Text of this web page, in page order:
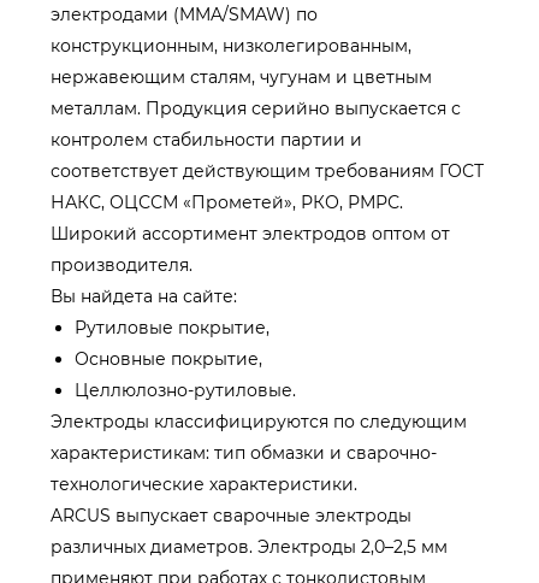
электродами (MMA/SMAW) по
конструкционным, низколегированным,
нержавеющим сталям, чугунам и цветным
металлам. Продукция серийно выпускается с
контролем стабильности партии и
соответствует действующим требованиям ГОСТ
НАКС, ОЦССМ «Прометей», РКО, РМРС.
Широкий ассортимент электродов оптом от
производителя.
Вы найдета на сайте:
Рутиловые покрытие,
Основные покрытие,
Целлюлозно-рутиловые.
Электроды классифицируются по следующим
характеристикам: тип обмазки и сварочно-
технологические характеристики.
ARCUS выпускает сварочные электроды
различных диаметров. Электроды 2,0–2,5 мм
применяют при работах с тонколистовым